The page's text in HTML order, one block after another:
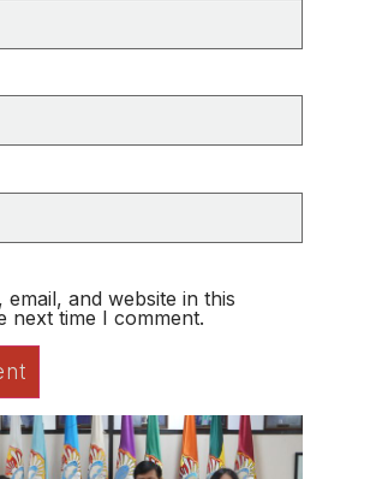
email, and website in this
next time I comment.